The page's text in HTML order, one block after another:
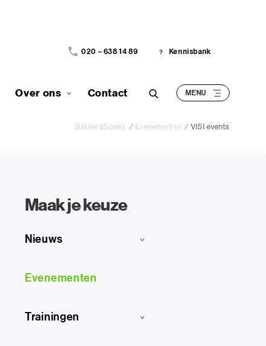
020 – 638 14 89 Kennisbank
Over ons Contact
Bakker&Spees / Evenementen / VISI events
Maak je keuze
Nieuws
Evenementen
Trainingen